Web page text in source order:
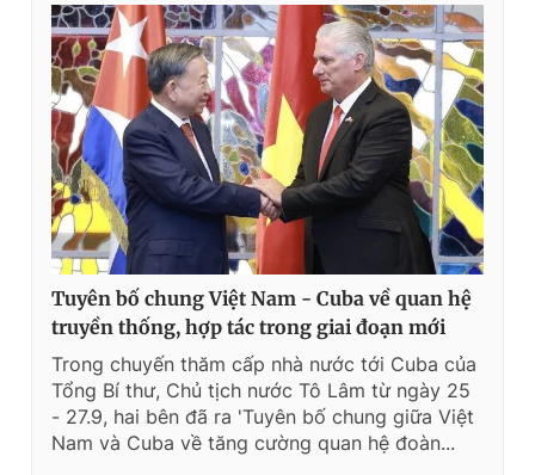
Tuyên bố chung Việt Nam - Cuba về quan hệ
truyền thống, hợp tác trong giai đoạn mới
Trong chuyến thăm cấp nhà nước tới Cuba của
Tổng Bí thư, Chủ tịch nước Tô Lâm từ ngày 25
- 27.9, hai bên đã ra 'Tuyên bố chung giữa Việt
Nam và Cuba về tăng cường quan hệ đoàn...